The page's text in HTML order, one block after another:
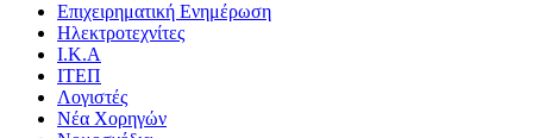
Επιχειρηματική Ενημέρωση
Ηλεκτροτεχνίτες
Ι.Κ.Α
ΙΤΕΠ
Λογιστές
Νέα Χορηγών